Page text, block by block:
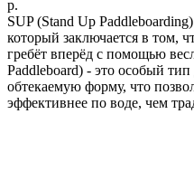
р.
SUP (Stand Up
который заключается в том,
гребёт вперёд с помощью
Paddleboard) - это особый
обтекаемую форму, что
эффективнее по воде, чем